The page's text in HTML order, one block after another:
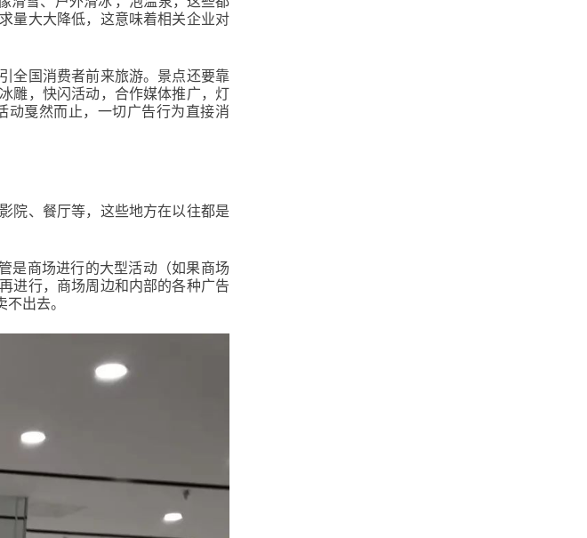
量大大降低，这意味着相关企业对
全国消费者前来旅游。景点还要靠
雕，快闪活动，合作媒体推广，灯
动戛然而止，一切广告行为直接消
院、餐厅等，这些地方在以往都是
是商场进行的大型活动（如果商场
进行，商场周边和内部的各种广告
出去。